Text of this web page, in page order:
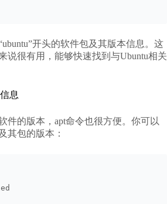
开头的软件包及其版本信息。这
说很有用，能够快速找到与Ubuntu相关
息
件的版本，apt命令也很方便。你可以
其包的版本：